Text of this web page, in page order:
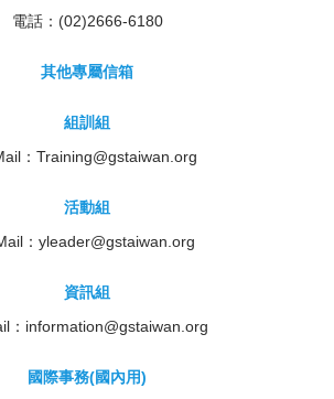
電話：(02)2666-6180
其他專屬信箱
組訓組
： Training@gstaiwan.org
活動組
： yleader@gstaiwan.org
資訊組
： information@gstaiwan.org
國際事務(國內用)